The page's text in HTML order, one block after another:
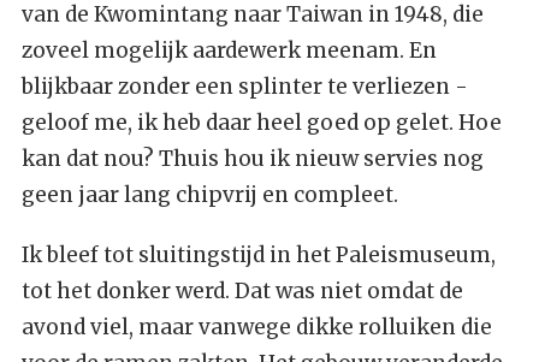
van de Kwomintang naar Taiwan in 1948, die
zoveel mogelijk aardewerk meenam. En
blijkbaar zonder een splinter te verliezen -
geloof me, ik heb daar heel goed op gelet. Hoe
kan dat nou? Thuis hou ik nieuw servies nog
geen jaar lang chipvrij en compleet.
Ik bleef tot sluitingstijd in het Paleismuseum,
tot het donker werd. Dat was niet omdat de
avond viel, maar vanwege dikke rolluiken die